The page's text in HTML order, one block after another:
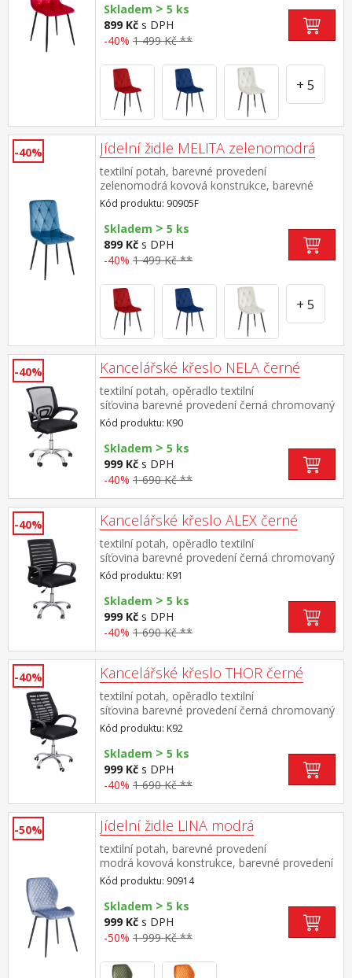
Skladem > 5 ks
899 Kč s DPH
-40% 1 499 Kč **
+ 5
-40% Jídelní židle MELITA zelenomodrá
textilní potah, barevné provedení
zelenomodrá kovová konstrukce, barevné
provedení černá výška sedu 50 cm doporučená
nosnost do 120 kg
Kód produktu: 90905F
Skladem > 5 ks
899 Kč s DPH
-40% 1 499 Kč **
+ 5
-40% Kancelářské křeslo NELA černé
textilní potah, opěradlo textilní
síťovina barevné provedení černá chromovaný
kříž, plastové područky výška sedu 41-51 cm
Kód produktu: K90
Skladem > 5 ks
999 Kč s DPH
-40% 1 690 Kč **
-40% Kancelářské křeslo ALEX černé
textilní potah, opěradlo textilní
síťovina barevné provedení černá chromovaný
kříž, plastové područky výška sedu 41-51 cm
Kód produktu: K91
Skladem > 5 ks
999 Kč s DPH
-40% 1 690 Kč **
-40% Kancelářské křeslo THOR černé
textilní potah, opěradlo textilní
síťovina barevné provedení černá chromovaný
kříž, plastové područky výška sedu 41-51 cm
Kód produktu: K92
Skladem > 5 ks
999 Kč s DPH
-40% 1 690 Kč **
-50% Jídelní židle LINA modrá
textilní potah, barevné provedení
modrá kovová konstrukce, barevné provedení
černá výška sedu 50 cm doporučená nosnost
do 120 kg
Kód produktu: 90914
Skladem > 5 ks
999 Kč s DPH
-50% 1 999 Kč **